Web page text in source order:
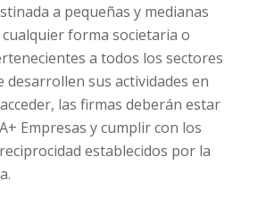
a pequeñas y medianas
forma societaria o
a todos los sectores
desarrollen sus actividades en
las firmas deberán estar
Empresas y cumplir con los
establecidos por la